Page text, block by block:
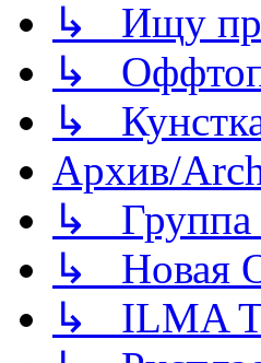
↳ Ищу
↳
↳
Архив/
↳
↳ Новая
↳ ILMA